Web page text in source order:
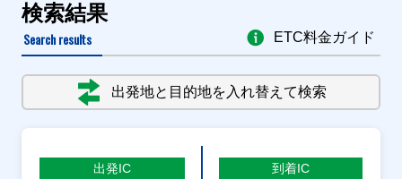
検索結果
Search results
出発地と目的地を入れ替えて検索
ETC料金ガイド
出発IC 到着IC